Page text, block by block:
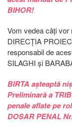
BIHOR!
Vom vedea câți
DIRECȚIA
responsabil de
SILAGHI și
BIRTA așteaptă
Preliminară a
penale aflate pe
DOSAR PENAL Nr.